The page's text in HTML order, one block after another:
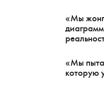
«Мы
«Мы
которую